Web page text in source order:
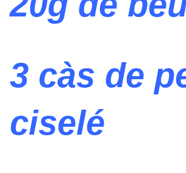
3 càs de
ciselé